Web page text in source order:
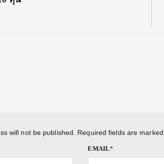
will not be published. Required fields are marked
EMAIL*